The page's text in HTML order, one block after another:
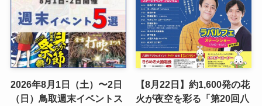
2026年8月1日（土）〜2日
（日）鳥取週末イベントス
【8月22日】約1,600発の花
火が夜空を彩る「第20回八